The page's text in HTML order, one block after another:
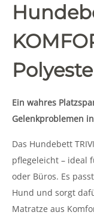
Ein wahres
Gelenkproblemen
Das Hundebett
pflegeleicht – ideal
oder Büros. Es
Hund und sorgt
Matratze aus